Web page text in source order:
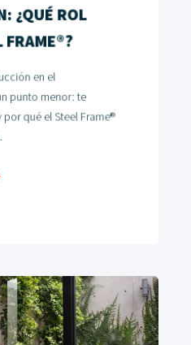
¿QUÉ ROL
FRAME®?
en el
punto menor: te
qué el Steel Frame®